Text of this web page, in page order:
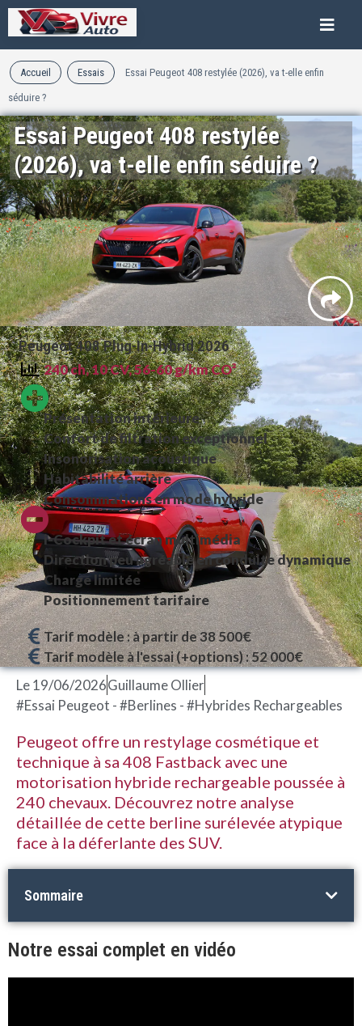
Accueil Essais Essai Peugeot 408 restylée (2026), va t-elle enfin
séduire ?
Essai Peugeot 408 restylée
(2026), va t-elle enfin séduire ?
Peugeot 408 Plug-In-Hybrid 2026
240 ch, 10 CV, 56-60 g/km CO²
Présentation intérieure
Confort de filtration exceptionnel
Insonorisation acoustique
Habitabilité arrière
Consommations en mode hybride
i-Cockpit et écran multimédia
Direction peu agréable en conduite dynamique
Charge limitée
Positionnement tarifaire
Tarif modèle : à partir de 38 500€
Tarif modèle à l'essai (+options) : 52 000€
Le19/06/2026Guillaume Ollier
#Essai Peugeot - #Berlines - #Hybrides Rechargeables
Peugeot offre un restylage cosmétique et
technique à sa 408 Fastback avec une
motorisation hybride rechargeable poussée à
240 chevaux. Découvrez notre analyse
détaillée de cette berline surélevée atypique
face à la déferlante des SUV.
Sommaire
Notre essai complet en vidéo